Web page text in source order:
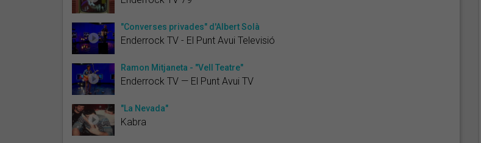
"Converses privades" d'Albert Solà
Enderrock TV - El Punt Avui Televisió
Ramon Mitjaneta - "Vell Teatre"
Enderrock TV — El Punt Avui TV
"La Nevada"
Kabra